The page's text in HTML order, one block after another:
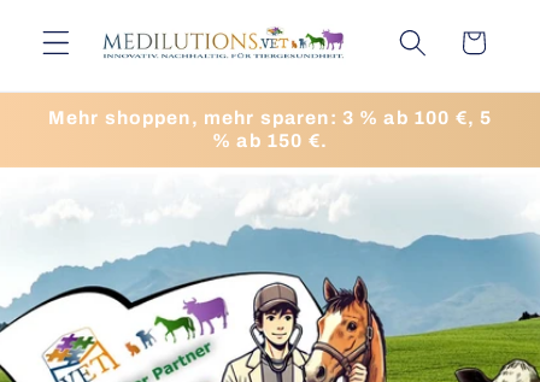
zum
Inhalt
Warenkorb
Mehr shoppen, mehr sparen: 3 % ab 100 €, 5
% ab 150 €.